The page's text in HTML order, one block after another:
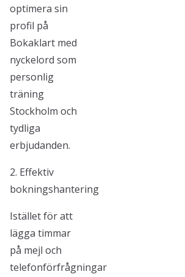
optimera sin
profil på
Bokaklart med
nyckelord som
personlig
träning
Stockholm och
tydliga
erbjudanden.
2. Effektiv
bokningshantering
Istället för att
lägga timmar
på mejl och
telefonförfrågningar